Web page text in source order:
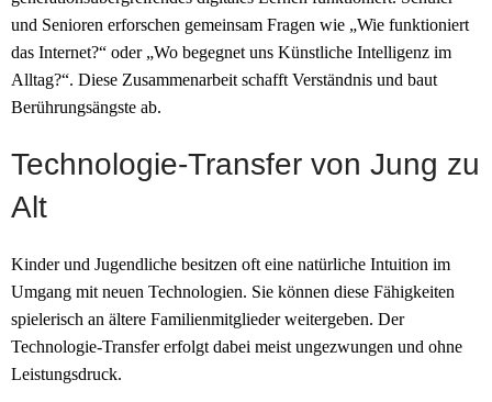
und Senioren erforschen gemeinsam Fragen wie „Wie funktioniert
das Internet?“ oder „Wo begegnet uns Künstliche Intelligenz im
Alltag?“. Diese Zusammenarbeit schafft Verständnis und baut
Berührungsängste ab.
Technologie-Transfer von Jung zu
Alt
Kinder und Jugendliche besitzen oft eine natürliche Intuition im
Umgang mit neuen Technologien. Sie können diese Fähigkeiten
spielerisch an ältere Familienmitglieder weitergeben. Der
Technologie-Transfer erfolgt dabei meist ungezwungen und ohne
Leistungsdruck.